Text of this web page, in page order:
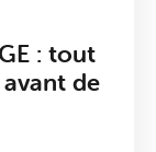
: tout
de